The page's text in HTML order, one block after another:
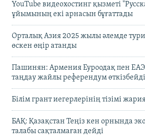
YouTube видеохостинг қызметі
ұйымының екі арнасын бұғаттады
Орталық Азия 2025 жылы әлемде
өскен өңір атанды
Пашинян: Армения Еуроодақ пен
таңдау жайлы референдум өткізбейді
Білім грант иегерлерінің тізімі
БАҚ: Қазақстан Теңіз кен орнында
талабы сақталмаған дейді